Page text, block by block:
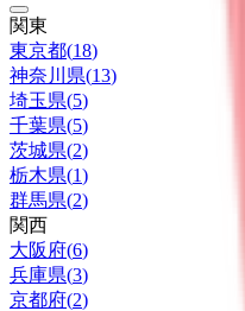
関東
東京都(18)
神奈川県(13)
埼玉県(5)
千葉県(5)
茨城県(2)
栃木県(1)
群馬県(2)
関西
大阪府(6)
兵庫県(3)
京都府(2)